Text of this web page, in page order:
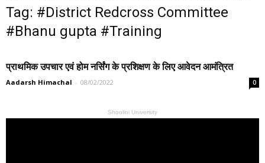
Tag: #District Redcross Committee
#Bhanu gupta #Training
प्राथमिक उपचार एवं होम नर्सिंग के प्रशिक्षण के लिए आवेदन आमंत्रित
Aadarsh Himachal - 08/02/2022 0
Shoolini University